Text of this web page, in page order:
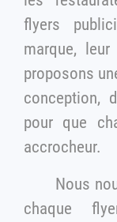
flyers
marque, leur
proposons
conception, de formats et de
pour que
accrocheur.
Nous nous
chaque